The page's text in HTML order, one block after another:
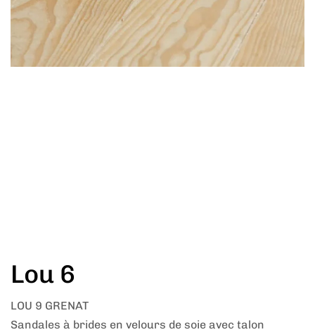
Lou 6
LOU 9 GRENAT
Sandales à brides en velours de soie avec talon